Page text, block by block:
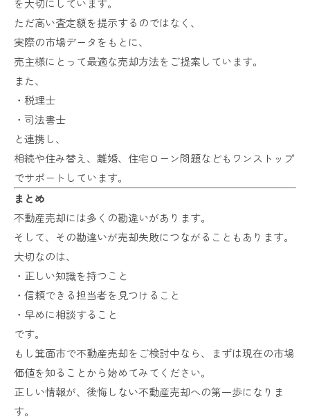
を大切にしています。
ただ高い査定額を提示するのではなく、
実際の市場データをもとに、
売主様にとって最適な売却方法をご提案しています。
また、
・税理士
・司法書士
と連携し、
相続や住み替え、離婚、住宅ローン問題などもワンストップ
でサポートしています。
まとめ
不動産売却には多くの勘違いがあります。
そして、その勘違いが売却失敗につながることもあります。
大切なのは、
・正しい知識を持つこと
・信頼できる担当者を見つけること
・早めに相談すること
です。
もし箕面市で不動産売却をご検討中なら、まずは現在の市場
価値を知ることから始めてみてください。
正しい情報が、後悔しない不動産売却への第一歩になりま
す。